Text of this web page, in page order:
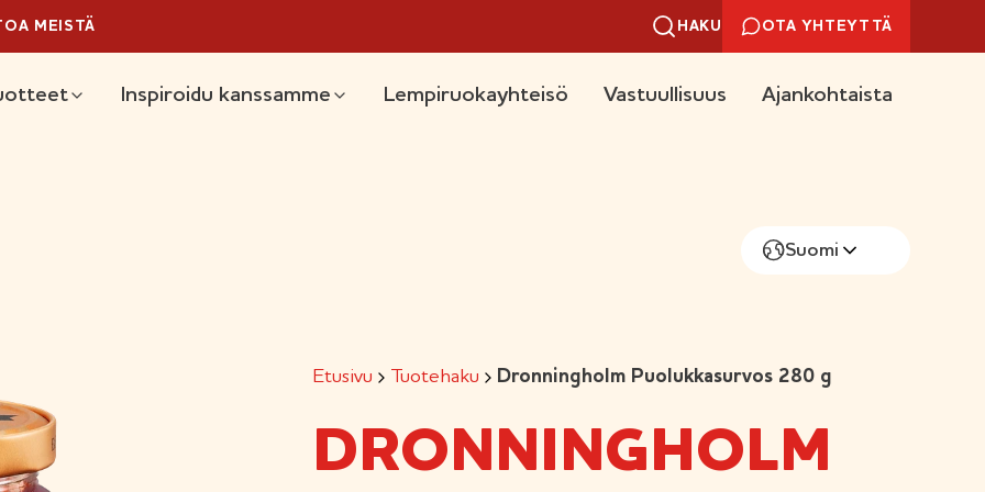
MEISTÄ HAKU OTA YHTEYTTÄ
Inspiroidu kanssamme Lempiruokayhteisö Vastuullisuus Ajankohtaista
Suomi
Etusivu Tuotehaku Dronningholm Puolukkasurvos 280 g
DRONNINGHOLM